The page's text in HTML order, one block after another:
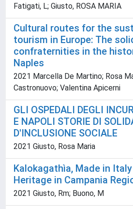
Fatigati, L; Giusto, ROSA MARIA
Cultural routes for the
tourism in Europe: The
confraternities in the
Naples
2021 Marcella De Martino; Rosa
Castronuovo; Valentina Apicerni
GLI OSPEDALI DEGLI
E NAPOLI STORIE DI
D'INCLUSIONE SOCIALE
2021 Giusto, Rosa Maria
Kalokagathìa, Made in
Heritage in Campania
2021 Giusto, Rm; Buono, M